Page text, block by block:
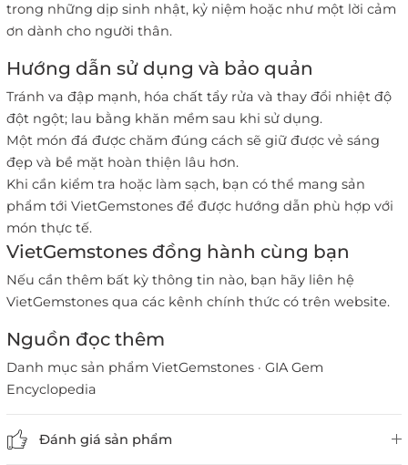
trong những dịp sinh nhật, kỷ niệm hoặc như một lời cảm
ơn dành cho người thân.
Hướng dẫn sử dụng và bảo quản
Tránh va đập mạnh, hóa chất tẩy rửa và thay đổi nhiệt độ
đột ngột; lau bằng khăn mềm sau khi sử dụng.
Một món đá được chăm đúng cách sẽ giữ được vẻ sáng
đẹp và bề mặt hoàn thiện lâu hơn.
Khi cần kiểm tra hoặc làm sạch, bạn có thể mang sản
phẩm tới VietGemstones để được hướng dẫn phù hợp với
món thực tế.
VietGemstones đồng hành cùng bạn
Nếu cần thêm bất kỳ thông tin nào, bạn hãy liên hệ
VietGemstones qua các kênh chính thức có trên website.
Nguồn đọc thêm
Danh mục sản phẩm VietGemstones · GIA Gem
Encyclopedia
Đánh giá sản phẩm